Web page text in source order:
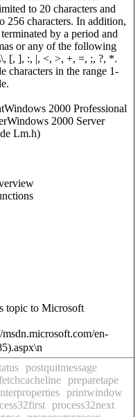
to 20 characters and
256 characters. In addition,
by a period and
or any of the following
[, ], :, |, <, >, +, =, ;, ?, *.
characters in the range 1-
2000 Professional
2000 Server
Lm.h)
topic to Microsoft
en-
postquitmessage
preparetape
printwindow
process32next